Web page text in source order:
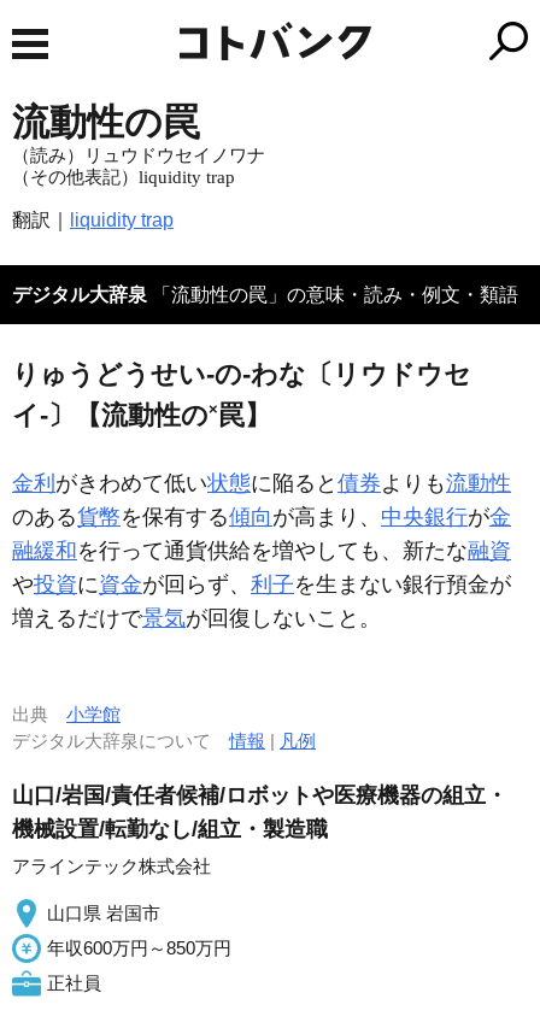
流動性の罠
（読み）リュウドウセイノワナ
（その他表記）liquidity trap
翻訳｜ liquidity trap
デジタル大辞泉 「流動性の罠」の意味・読み・例文・類語
りゅうどうせい‐の‐わな〔リウドウセ
イ‐〕【流動性の× 罠】
金利 がきわめて低い状態に陥ると 債券よりも流動性
のある貨幣を保有する傾向 が高まり、 中央銀行が金
融緩和 を行って通貨供給を増やしても、新たな融資
や投資に資金が回らず、 利子を生まない銀行預金が
増えるだけで景気が回復しないこと。
出典 小学館
デジタル大辞泉について情報 | 凡例
山口/岩国/責任者候補/ロボットや医療機器の組立・
機械設置/転勤なし/組立・製造職
アラインテック株式会社
山口県 岩国市
年収600万円～850万円
正社員